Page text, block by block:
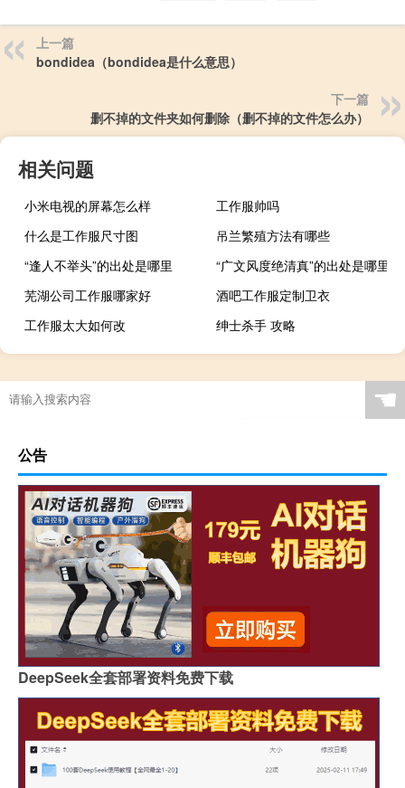
上一篇
bondidea（bondidea是什么意思）
下一篇
删不掉的文件夹如何删除（删不掉的文件怎么办）
相关问题
小米电视的屏幕怎么样
工作服帅吗
什么是工作服尺寸图
吊兰繁殖方法有哪些
“逢人不举头”的出处是哪里
“广文风度绝清真”的出处是哪里
芜湖公司工作服哪家好
酒吧工作服定制卫衣
工作服太大如何改
绅士杀手 攻略
☚
公告
DeepSeek全套部署资料免费下载